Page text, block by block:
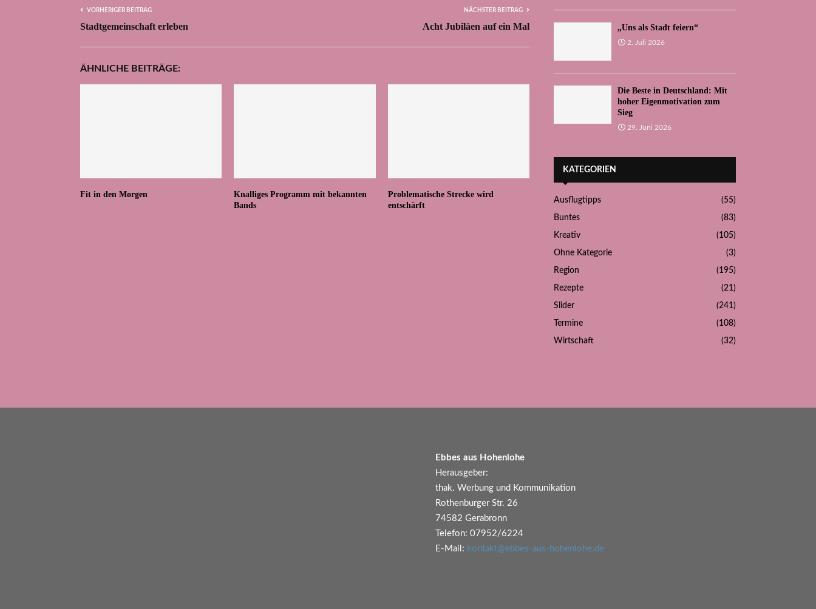
VORHERIGER BEITRAG
Stadtgemeinschaft erleben
NÄCHSTER BEITRAG
Acht Jubiläen auf ein Mal
ÄHNLICHE BEITRÄGE:
Fit in den Morgen
Knalliges Programm mit bekannten
Bands
Problematische Strecke wird
entschärft
„Uns als Stadt feiern“
2. Juli 2026
Die Beste in Deutschland: Mit
hoher Eigenmotivation zum
Sieg
29. Juni 2026
KATEGORIEN
Ausflugtipps (55)
Buntes (83)
Kreativ (105)
Ohne Kategorie (3)
Region (195)
Rezepte (21)
Slider (241)
Termine (108)
Wirtschaft (32)
Ebbes aus Hohenlohe
Herausgeber:
thak. Werbung und Kommunikation
Rothenburger Str. 26
74582 Gerabronn
Telefon: 07952/6224
E-Mail: kontakt@ebbes-aus-hohenlohe.de